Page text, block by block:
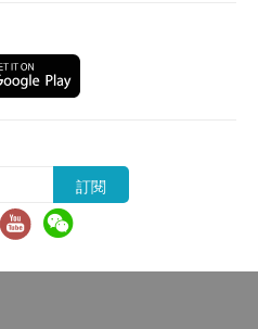
(Ambient)”和“ (250ml)”5
復白色，F2消失，重置完
號於屏幕顯示顏色恢復白
降機能直接到達或步行不
或相應的送貨路程，由第
元的行政費。
只接受在香港的指定送貨
訂閱